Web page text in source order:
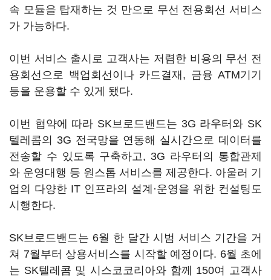
속 모듈을 탑재하는 것 만으로 무선 전용회선 서비스
가 가능하다.
이번 서비스 출시로 고객사는 저렴한 비용의 무선 전
용회선으로 백업회선이나 카드결재, 금융 ATM기기
등을 운용할 수 있게 됐다.
이번 협약에 따라 SK브로드밴드는 3G 라우터와 SK
텔레콤의 3G 전국망을 연동해 실시간으로 데이터를
전송할 수 있도록 구축하고, 3G 라우터의 통합관제
와 운영대행 등 원스톱 서비스를 제공한다. 아울러 기
업의 다양한 IT 인프라의 설계·운영을 위한 컨설팅도
시행한다.
SK브로드밴드는 6월 한 달간 시범 서비스 기간을 거
쳐 7월부터 상용서비스를 시작할 예정이다. 6월 초에
는 SK텔레콤 및 시스코코리아와 함께 150여 고객사